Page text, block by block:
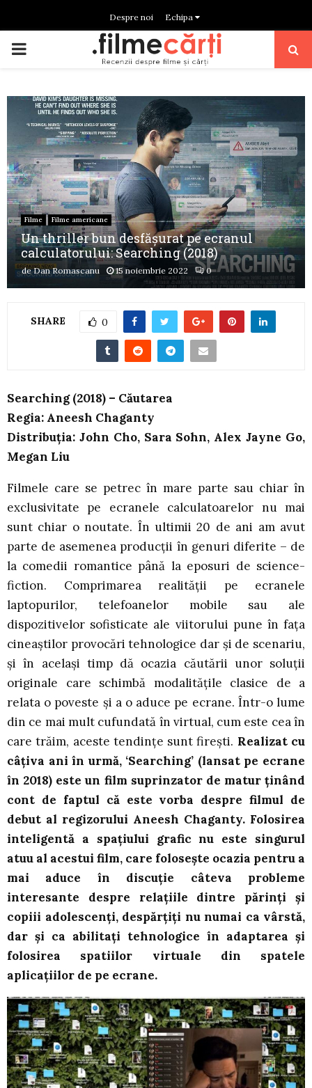
Despre noi Echipa
PRIMARY
Filme Filme americane
Un thriller bun desfășurat pe ecranul
calculatorului: Searching (2018)
deDan Romascanu 15 noiembrie 2022 0
SHARE 0
Searching (2018) – Căutarea
Regia: Aneesh Chaganty
Distribuția: John Cho, Sara Sohn, Alex Jayne Go,
Megan Liu
Filmele care se petrec în mare parte sau chiar în
exclusivitate pe ecranele calculatoarelor nu mai
sunt chiar o noutate. În ultimii 20 de ani am avut
parte de asemenea producții în genuri diferite – de
la comedii romantice până la eposuri de science-
fiction. Comprimarea realității pe ecranele
laptopurilor, telefoanelor mobile sau ale
dispozitivelor sofisticate ale viitorului pune în fața
cineaștilor provocări tehnologice dar și de scenariu,
și în același timp dă ocazia căutării unor soluții
originale care schimbă modalitățile clasice de a
relata o poveste și a o aduce pe ecrane. Într-o lume
din ce mai mult cufundată în virtual, cum este cea în
care trăim, aceste tendințe sunt firești. Realizat cu
câțiva ani în urmă, ‘Searching’ (lansat pe ecrane
în 2018) este un film suprinzator de matur ținând
cont de faptul că este vorba despre filmul de
debut al regizorului Aneesh Chaganty. Folosirea
inteligentă a spațiului grafic nu este singurul
atuu al acestui film, care folosește ocazia pentru a
mai aduce în discuție câteva probleme
interesante despre relațiile dintre părinți și
copiii adolescenți, despărțiți nu numai ca vârstă,
dar și ca abilitați tehnologice în adaptarea și
folosirea spatiilor virtuale din spatele
aplicațiilor de pe ecrane.